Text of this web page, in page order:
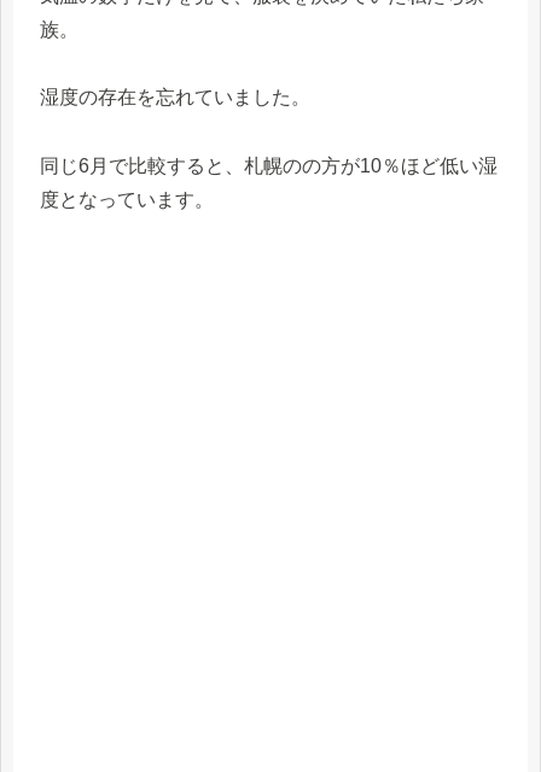
族。
湿度の存在を忘れていました。
同じ6月で比較すると、札幌のの方が10％ほど低い湿
度となっています。